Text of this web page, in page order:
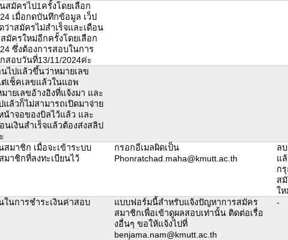
สมัครไป1ครั้งโดยเลือก
เมื่อกดบันทึกข้อมูล เว็ป
าสมัครไม่สำเร็จและเดือน
มัครใหม่อีกครั้งโดยเลือก
ซึ่งต้องการสอบในการ
สอบวันที่13/11/2024ค่ะ
ไปแล้วขึ้นว่าหมายเลข
เช็คเลขแล้วในแอพ
ายเลขอ้างอิงที่แจ้งมา และ
ล้วก็ไม่สามารถเปิดมาจ่าย
น้าจอของบิลไว้แล้ว และ
นเงินสำเร็จแล้วต้องส่งสลิป
สมาชิก เมื่อจะเข้าระบบ
มาชิกที่ลงทะเบียนไว้
กรอกอีเมลผิดเป็น
Phonratchad.maha@kmutt.ac.th
ล
แ
ก
ส
ให
ในการชำระเงินค่าสอบ
แบบฟอร์มนี้สำหรับแจ้งปัญหาการสมัคร
สมาชิกเพื่อเข้าดูผลสอบเท่านั้น ติดต่อเรื่อ
งอื่นๆ ขอให้แจ้งไปที่
benjama.nam@kmutt.ac.th
-